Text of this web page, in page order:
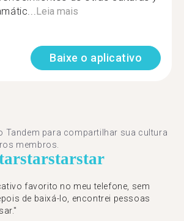
Leia mais
Baixe o aplicativo
Tandem para compartilhar sua cultura
membros.
starstarstar
favorito no meu telefone, sem
de baixá-lo, encontrei pessoas